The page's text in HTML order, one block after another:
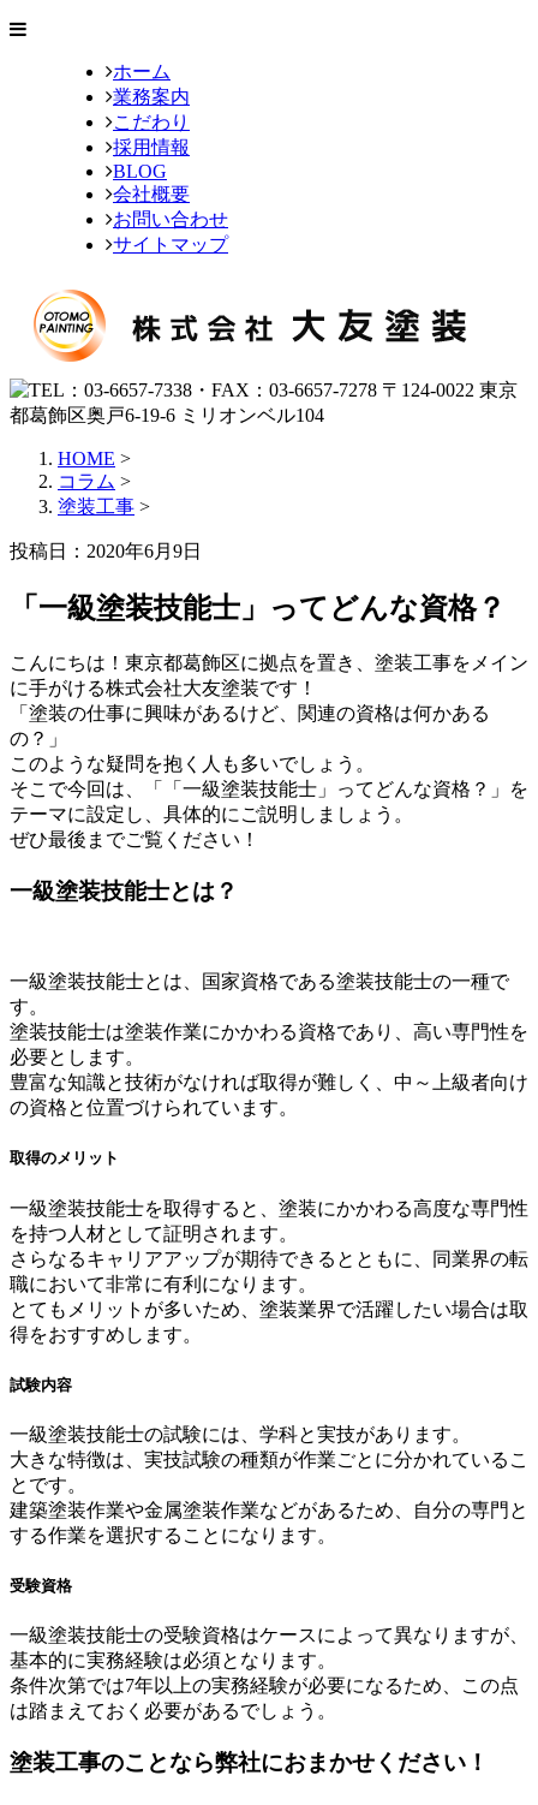
ホーム
業務案内
こだわり
採用情報
BLOG
会社概要
お問い合わせ
サイトマップ
HOME >
コラム >
塗装工事 >
投稿日：2020年6月9日
「一級塗装技能士」ってどんな資格？
こんにちは！東京都葛飾区に拠点を置き、塗装工事をメイン
に手がける株式会社大友塗装です！
「塗装の仕事に興味があるけど、関連の資格は何かある
の？」
このような疑問を抱く人も多いでしょう。
そこで今回は、「「一級塗装技能士」ってどんな資格？」を
テーマに設定し、具体的にご説明しましょう。
ぜひ最後までご覧ください！
一級塗装技能士とは？
一級塗装技能士とは、国家資格である塗装技能士の一種で
す。
塗装技能士は塗装作業にかかわる資格であり、高い専門性を
必要とします。
豊富な知識と技術がなければ取得が難しく、中～上級者向け
の資格と位置づけられています。
取得のメリット
一級塗装技能士を取得すると、塗装にかかわる高度な専門性
を持つ人材として証明されます。
さらなるキャリアアップが期待できるとともに、同業界の転
職において非常に有利になります。
とてもメリットが多いため、塗装業界で活躍したい場合は取
得をおすすめします。
試験内容
一級塗装技能士の試験には、学科と実技があります。
大きな特徴は、実技試験の種類が作業ごとに分かれているこ
とです。
建築塗装作業や金属塗装作業などがあるため、自分の専門と
する作業を選択することになります。
受験資格
一級塗装技能士の受験資格はケースによって異なりますが、
基本的に実務経験は必須となります。
条件次第では7年以上の実務経験が必要になるため、この点
は踏まえておく必要があるでしょう。
塗装工事のことなら弊社におまかせください！